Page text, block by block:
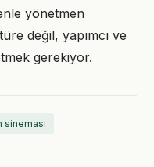
yönetmen
değil, yapımcı ve
gerekiyor.